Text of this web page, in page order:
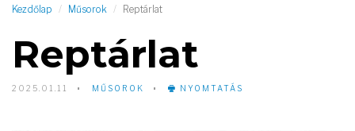
Kezdőlap Műsorok Reptárlat
Reptárlat
2025.01.11 MŰSOROK NYOMTATÁS